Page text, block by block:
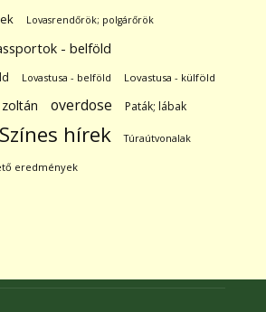
Lovasrendőrök; polgárőrök
- belföld
Lovastusa - belföld Lovastusa - külföld
overdose Paták; lábak
Színes hírek Túraútvonalak
eredmények